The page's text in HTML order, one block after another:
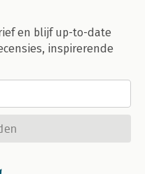
en blijf up-to-date
inspirerende